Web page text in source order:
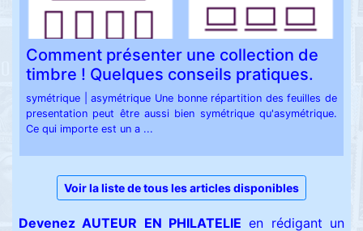
Comment présenter une collection de
timbre ! Quelques conseils pratiques.
symétrique | asymétrique Une bonne répartition des feuilles de
presentation peut être aussi bien symétrique qu'asymétrique.
Ce qui importe est un a ...
Voir la liste de tous les articles disponibles
Devenez AUTEUR EN PHILATELIE en rédigant un